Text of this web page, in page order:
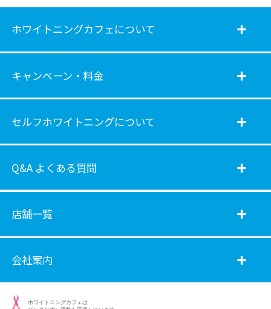
ホワイトニングカフェについて
キャンペーン・料金
セルフホワイトニングについて
Q&A よくある質問
店舗一覧
会社案内
ホワイトニングカフェは